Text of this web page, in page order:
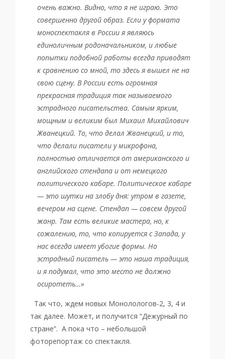
очень важно. Видно, что я не играю. Это
совершенно другой образ. Если у формата
моноспектакля в России я являюсь
единоличным родоначальником, и любые
попытки подобной работы всегда приводят
к сравнению со мной, то здесь я вышел не на
свою сцену. В России есть огромная
прекрасная традиция так называемого
эстрадного писательства. Самым ярким,
мощным и великим был Михаил Михайлович
Жванецкий. То, что делал Жванецкий, и то,
что делали писатели у микрофона,
полностью отличается от американского и
английского стендапа и от немецкого
политического кабаре. Политическое кабаре
— это шутки на злобу дня: утром в газете,
вечером на сцене. Стендап — совсем другой
жанр. Там есть великие мастера, но, к
сожалению, то, что копируется с Запада, у
нас всегда имеет убогие формы. Но
эстрадный писатель — это наша традиция,
и я подумал, что это место не должно
осиротеть…»
Так что, ждем новых Монолологов-2, 3, 4 и
так далее. Может, и получится “Дежурный по
стране”. А пока что – небольшой
фоторепортаж со спектакля.